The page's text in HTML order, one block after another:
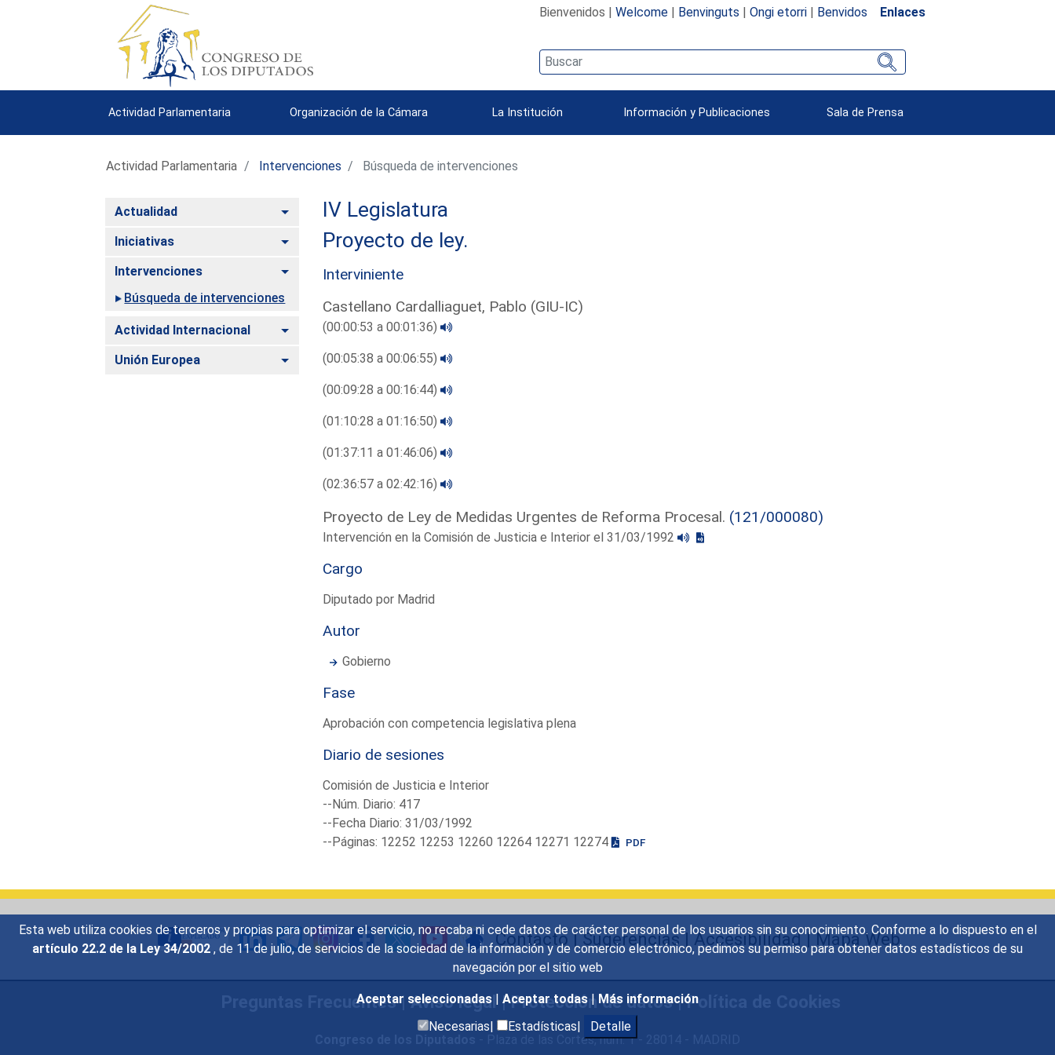
Esta web utiliza cookies de terceros y propias para optimizar el servicio, no recaba ni cede datos de carácter personal de los usuarios sin su conocimiento. Conforme a lo dispuesto en el
artículo 22.2 de la Ley 34/2002 , de 11 de julio, de servicios de la sociedad de la información y de comercio electrónico, pedimos su permiso para obtener datos estadísticos de su
navegación por el sitio web
Aceptar seleccionadas | Aceptar todas | Más información
Necesarias|
Estadísticas| Detalle
Bienvenidos | Welcome| Benvinguts | Ongi etorri| Benvidos Enlaces
Actividad Parlamentaria Organización de la Cámara La Institución Información y Publicaciones Sala de Prensa
Actividad Parlamentaria Intervenciones Búsqueda de intervenciones
Actualidad Alternar
Iniciativas Alternar
Intervenciones
Alternar
Búsqueda de intervenciones
Actividad Internacional Alternar
Unión Europea Alternar
IV Legislatura
Proyecto de ley.
Interviniente
Castellano Cardalliaguet, Pablo (GIU-IC)
(00:00:53 a 00:01:36)
(00:05:38 a 00:06:55)
(00:09:28 a 00:16:44)
(01:10:28 a 01:16:50)
(01:37:11 a 01:46:06)
(02:36:57 a 02:42:16)
Proyecto de Ley de Medidas Urgentes de Reforma Procesal. (121/000080)
Intervención en la Comisión de Justicia e Interior el 31/03/1992
Cargo
Diputado por Madrid
Autor
Gobierno
Fase
Aprobación con competencia legislativa plena
Diario de sesiones
Comisión de Justicia e Interior
--Núm. Diario: 417
--Fecha Diario: 31/03/1992
--Páginas: 12252 12253 12260 12264 12271 12274
PDF
Contacto|Sugerencias|Accesibilidad|Mapa Web
Preguntas Frecuentes|Aviso legal|Protección de datos|Política de Cookies
- Plaza de las Cortes, núm. 1 - 28014 - MADRID